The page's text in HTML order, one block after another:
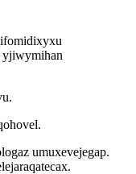
yjiwymihan
umuxevejegap.